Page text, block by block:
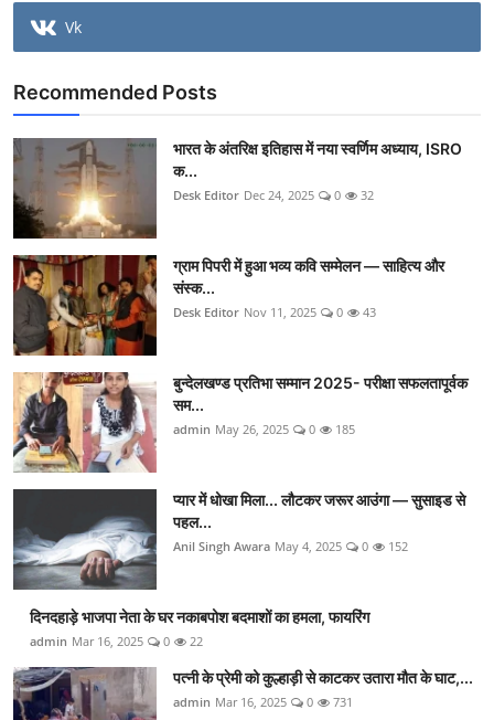
Vk
Recommended Posts
भारत के अंतरिक्ष इतिहास में नया स्वर्णिम अध्याय, ISRO
क...
Desk Editor Dec 24, 2025 0 32
ग्राम पिपरी में हुआ भव्य कवि सम्मेलन — साहित्य और
संस्क...
Desk Editor Nov 11, 2025 0 43
बुन्देलखण्ड प्रतिभा सम्मान 2025- परीक्षा सफलतापूर्वक
सम...
admin May 26, 2025 0 185
प्यार में धोखा मिला... लौटकर जरूर आउंगा — सुसाइड से
पहल...
Anil Singh Awara May 4, 2025 0 152
दिनदहाड़े भाजपा नेता के घर नकाबपोश बदमाशों का हमला, फायरिंग
admin Mar 16, 2025 0 22
पत्नी के प्रेमी को कुल्हाड़ी से काटकर उतारा मौत के घाट,...
admin Mar 16, 2025 0 731